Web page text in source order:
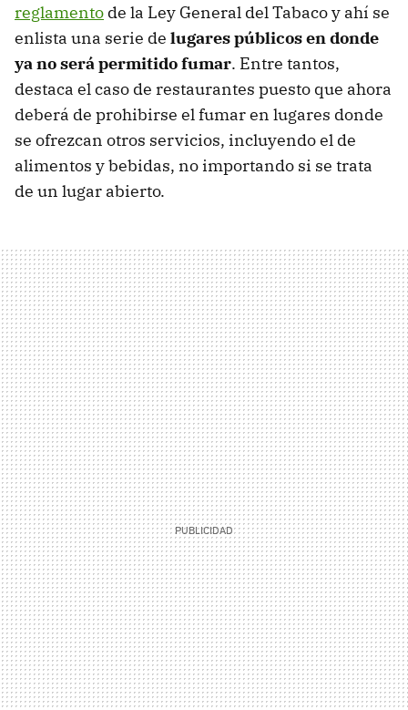
reglamento de la Ley General del Tabaco y ahí se
enlista una serie de lugares públicos en donde
ya no será permitido fumar. Entre tantos,
destaca el caso de restaurantes puesto que ahora
deberá de prohibirse el fumar en lugares donde
se ofrezcan otros servicios, incluyendo el de
alimentos y bebidas, no importando si se trata
de un lugar abierto.